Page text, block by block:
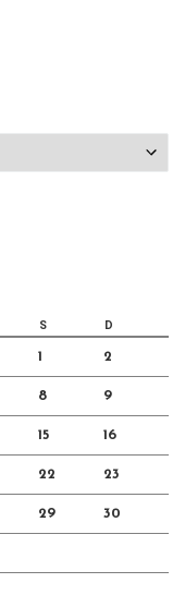
S D
1 2
8 9
15 16
22 23
29 30